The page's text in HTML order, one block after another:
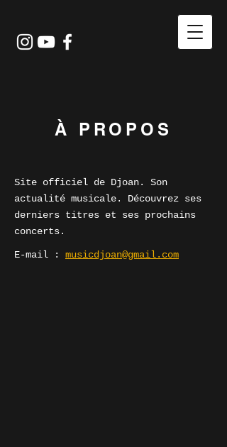
À PROPOS
Site officiel de Djoan. Son
actualité musicale. Découvrez ses
derniers titres et ses prochains
concerts.
E-mail : musicdjoan@gmail.com